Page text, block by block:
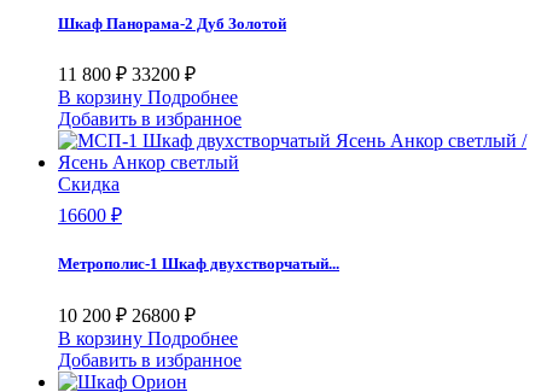
Шкаф Панорама-2 Дуб Золотой
11 800 ₽ 33200 ₽
В корзину Подробнее
Добавить в избранное
Скидка
16600 ₽
Метрополис-1 Шкаф двухстворчатый...
10 200 ₽ 26800 ₽
В корзину Подробнее
Добавить в избранное